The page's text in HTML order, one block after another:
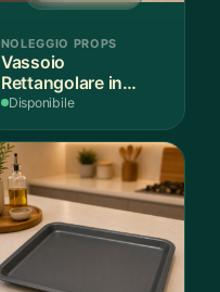
NOLEGGIO PROPS
Vassoio
Rettangolare in
Legno Scuro
Disponibile